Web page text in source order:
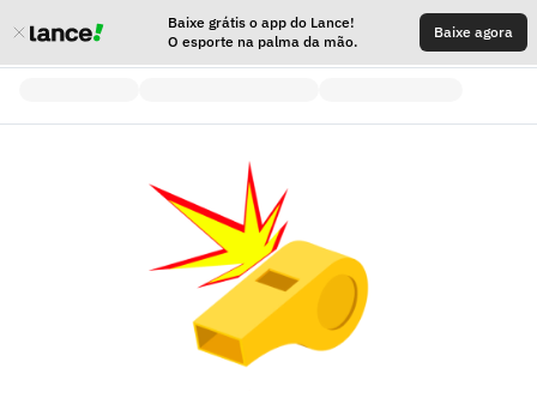
Baixe grátis o app do Lance!
O esporte na palma da mão.
Baixe agora